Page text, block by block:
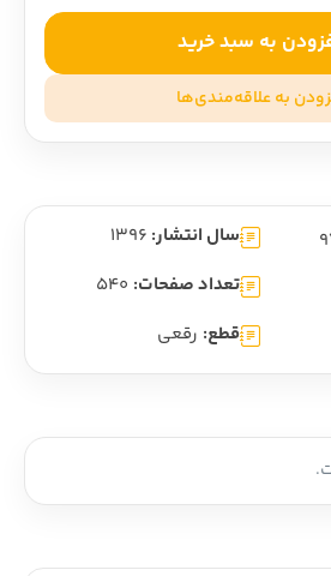
به سبد خرید
به علاقه‌مندی‌ها
سال انتشار: 1396
تعداد صفحات: 540
قطع: رقعی